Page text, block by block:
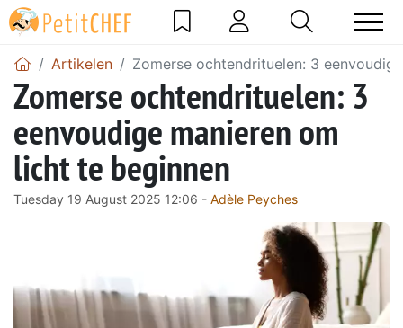
Artikelen Zomerse ochtendrituelen: 3
Zomerse ochtendrituelen: 3
eenvoudige manieren om
licht te beginnen
Tuesday 19 August 2025 12:06 - Adèle Peyches